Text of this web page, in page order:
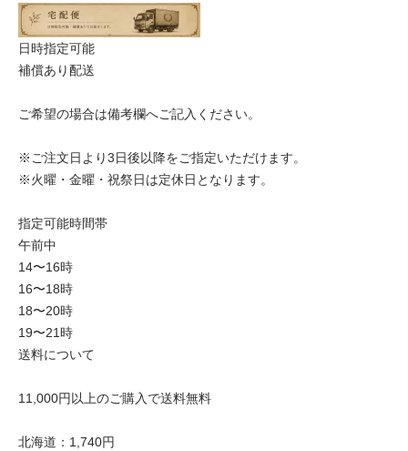
日時指定可能
補償あり配送
ご希望の場合は備考欄へご記入ください。
※ご注文日より3日後以降をご指定いただけます。
※火曜・金曜・祝祭日は定休日となります。
指定可能時間帯
午前中
14〜16時
16〜18時
18〜20時
19〜21時
送料について
11,000円以上のご購入で送料無料
北海道：1,740円